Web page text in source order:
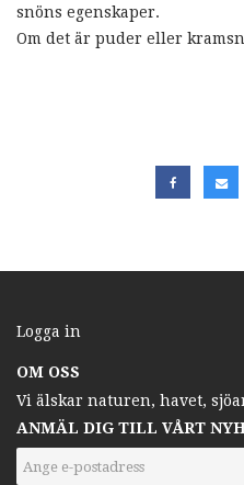
snöns egenskaper.
Om det är puder eller
Logga in
OM OSS
Vi älskar naturen, havet,
ANMÄL DIG TILL VÅRT